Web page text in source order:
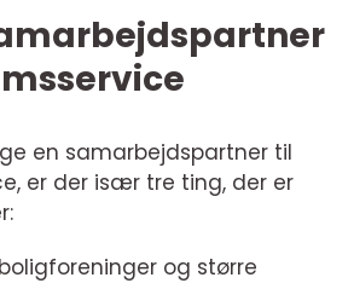
en samarbejdspartner til
er der især tre ting, der er
og større